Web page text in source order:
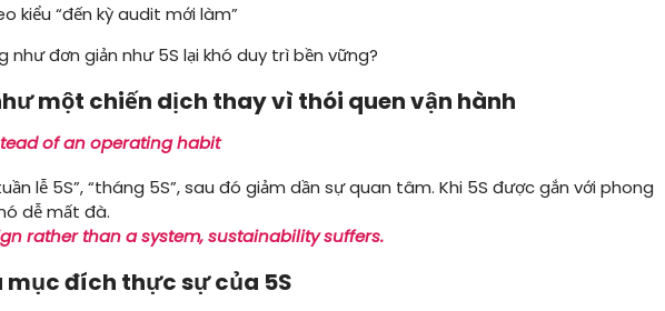
kiểu “đến kỳ audit mới làm”
đơn giản như 5S lại khó duy trì bền vững?
một chiến dịch thay vì thói quen vận hành
of an operating habit
lễ 5S”, “tháng 5S”, sau đó giảm dần sự quan tâm. Khi 5S được gắn với phong
dễ mất đà.
rather than a system, sustainability suffers.
mục đích thực sự của 5S